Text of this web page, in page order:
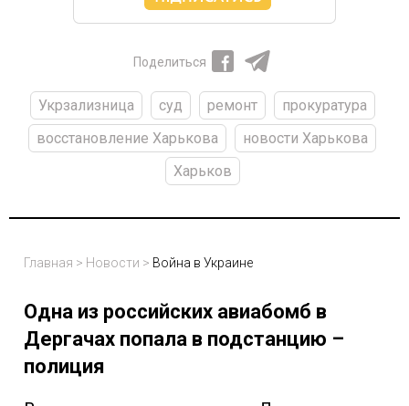
Поделиться
Укрзализница суд ремонт
прокуратура
восстановление Харькова
новости Харькова
Харьков
Главная > Новости > Война в Украине
Одна из российских авиабомб в
Дергачах попала в подстанцию –
полиция